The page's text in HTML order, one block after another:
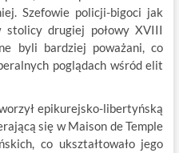
Szefowie policji-bigoci jak
drugiej połowy XVIII
byli bardziej poważani, co
poglądach wśród elit
epikurejsko-libertyńską
się w Maison de Temple
co ukształtowało jego